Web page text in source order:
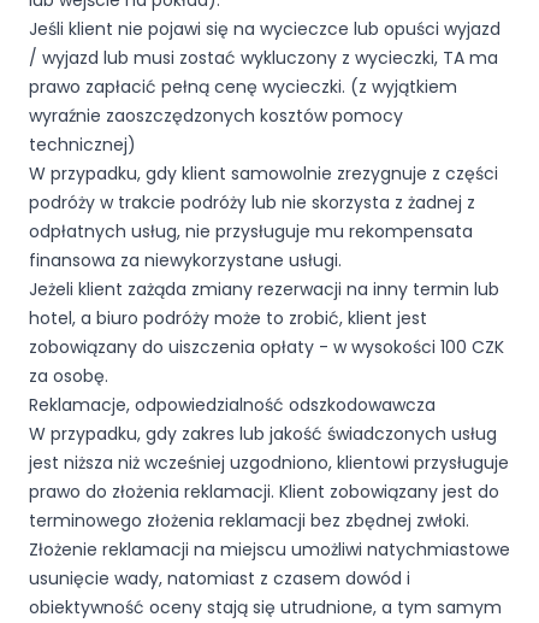
Jeśli klient nie pojawi się na wycieczce lub opuści wyjazd
/ wyjazd lub musi zostać wykluczony z wycieczki, TA ma
prawo zapłacić pełną cenę wycieczki. (z wyjątkiem
wyraźnie zaoszczędzonych kosztów pomocy
technicznej)
W przypadku, gdy klient samowolnie zrezygnuje z części
podróży w trakcie podróży lub nie skorzysta z żadnej z
odpłatnych usług, nie przysługuje mu rekompensata
finansowa za niewykorzystane usługi.
Jeżeli klient zażąda zmiany rezerwacji na inny termin lub
hotel, a biuro podróży może to zrobić, klient jest
zobowiązany do uiszczenia opłaty - w wysokości 100 CZK
za osobę.
Reklamacje, odpowiedzialność odszkodowawcza
W przypadku, gdy zakres lub jakość świadczonych usług
jest niższa niż wcześniej uzgodniono, klientowi przysługuje
prawo do złożenia reklamacji. Klient zobowiązany jest do
terminowego złożenia reklamacji bez zbędnej zwłoki.
Złożenie reklamacji na miejscu umożliwi natychmiastowe
usunięcie wady, natomiast z czasem dowód i
obiektywność oceny stają się utrudnione, a tym samym